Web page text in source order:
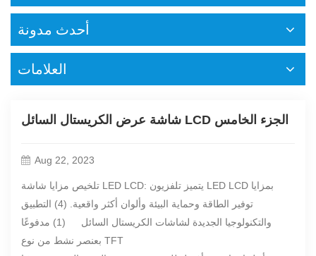
أحدث مدونة
العلامات
شاشة عرض الكريستال السائل LCD الجزء الخامس
Aug 22, 2023
تلخيص مزايا شاشة LED LCD: يتميز تلفزيون LED LCD بمزايا
توفير الطاقة وحماية البيئة وألوان أكثر واقعية. (4) التطبيق
والتكنولوجيا الجديدة لشاشات الكريستال السائل
(1) مدفوعًا
بعنصر نشط من نوع TFT